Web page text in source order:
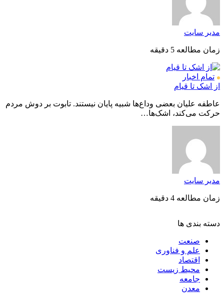
مدیر سایت
زمان مطالعه 5 دقیقه
تمام اخبار
از اشک تا قیام
عاطفه علیان بعضی وداع‌ها شبیه پایان نیستند. تابوت بر دوش مردم
حرکت می‌کند، اشک‌ها…
مدیر سایت
زمان مطالعه 4 دقیقه
دسته بندی ها
صنعت
علم و فناوری
اقتصاد
محیط زیست
جامعه
معدن